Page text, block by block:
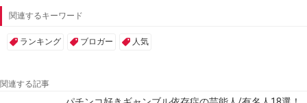
関連するキーワード
ランキング ブロガー 人気
関連する記事